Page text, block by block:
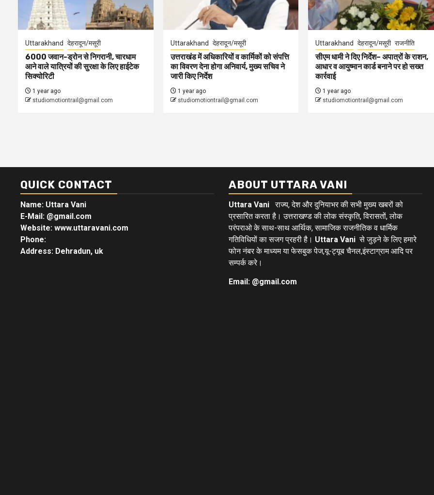
Uttarakhand देहरादून/मसूरी
6000 जवान-ड्रोन से निगरानी, चारधाम
आने वाले यात्रियों की सुरक्षा के लिए हाईटेक
सिक्योरिटी
1 year ago
studiomotiontrail@gmail.com
Uttarakhand देहरादून/मसूरी
उत्तराखंड में अधिकारियों व कार्मिकों को संपत्ति
का विवरण देना होगा अनिवार्य, मुख्य सचिव ने
जारी किए निर्देश
1 year ago
studiomotiontrail@gmail.com
Uttarakhand देहरादून/मसूरी राजनीति
सीएम धामी ने दिए निर्देश– अपात्रों के राशन,
आधार व आयुष्मान कार्ड बनाने पर हो सख्त
कार्रवाई
1 year ago
studiomotiontrail@gmail.com
QUICK CONTACT
Name: Uttara Vani
E-Mail: @gmail.com
Website: www.uttaravani.com
Phone:
Address: Dehradun, uk
ABOUT UTTARA VANI
Uttara Vani राज्य, देश और दुनियाभर की सभी मुख्य खबरों को
प्रसारित करता है। उत्तराखण्ड की लोक संस्कृति, विरासतों, लोक
परंपराओ के साथ-साथ आर्थिक, सामाजिक राजनीतिक व धार्मिक
गतिविधियों का सजग प्रहरी है। Uttara Vani से जुड़ने के लिए हमारे
फोन नंबर के माध्यम या फेसबुक पेज,यू-ट्यूब चैनल,इंस्टाग्राम आदि पर
सम्पर्क करे।
Email: @gmail.com